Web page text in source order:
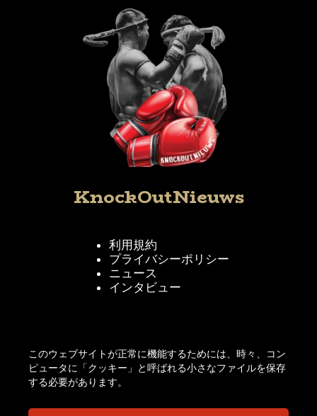
KnockOutNieuws
利用規約
プライバシーポリシー
ニュース
インタビュー
このウェブサイトが正常に機能するためには、時々、コン
ピュータに「クッキー」と呼ばれる小さなファイルを保存
する必要があります。